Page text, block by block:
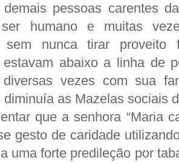
demais pessoas carentes
humano e muitas
sem nunca tirar proveito
abaixo a linha de
diversas vezes com sua
diminuía as Mazelas sociais
que a senhora “Maria
gesto de caridade
uma forte predileção por